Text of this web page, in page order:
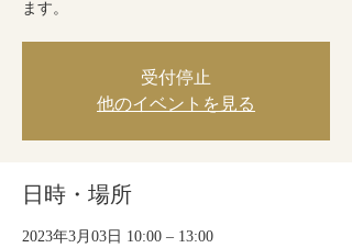
ます。
受付停止
他のイベントを見る
日時・場所
2023年3月03日 10:00 – 13:00